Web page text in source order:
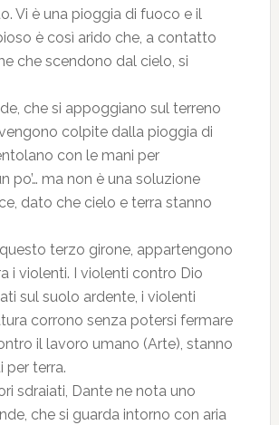
Vi è una pioggia di fuoco e il
è così arido che, a contatto
che scendono dal cielo, si
che si appoggiano sul terreno
colpite dalla pioggia di
con le mani per
po’… ma non è una soluzione
dato che cielo e terra stanno
terzo girone, appartengono
i violenti. I violenti contro Dio
sul suolo ardente, i violenti
corrono senza potersi fermare
il lavoro umano (Arte), stanno
per terra.
sdraiati, Dante ne nota uno
che si guarda intorno con aria